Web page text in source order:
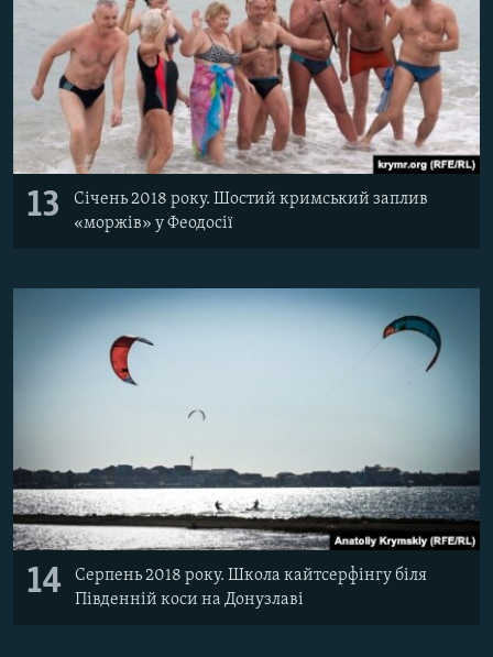
13
Січень 2018 року. Шостий кримський заплив
«моржів» у Феодосії
14
Серпень 2018 року. Школа кайтсерфінгу біля
Південній коси на Донузлаві